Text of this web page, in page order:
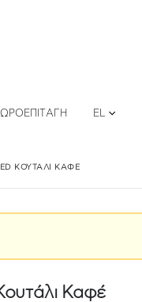
EL
ΚΟΥΤΆΛΙ ΚΑΦΈ
Καφέ